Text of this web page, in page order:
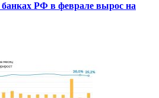
РФ в феврале вырос на